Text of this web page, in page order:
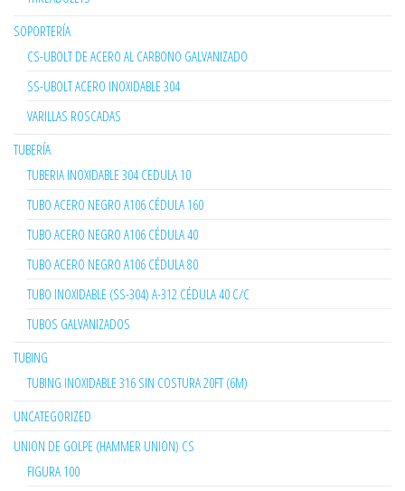
SOPORTERÍA
CS-UBOLT DE ACERO AL CARBONO GALVANIZADO
SS-UBOLT ACERO INOXIDABLE 304
VARILLAS ROSCADAS
TUBERÍA
TUBERIA INOXIDABLE 304 CEDULA 10
TUBO ACERO NEGRO A106 CÉDULA 160
TUBO ACERO NEGRO A106 CÉDULA 40
TUBO ACERO NEGRO A106 CÉDULA 80
TUBO INOXIDABLE (SS-304) A-312 CÉDULA 40 C/C
TUBOS GALVANIZADOS
TUBING
TUBING INOXIDABLE 316 SIN COSTURA 20FT (6M)
UNCATEGORIZED
UNION DE GOLPE (HAMMER UNION) CS
FIGURA 100